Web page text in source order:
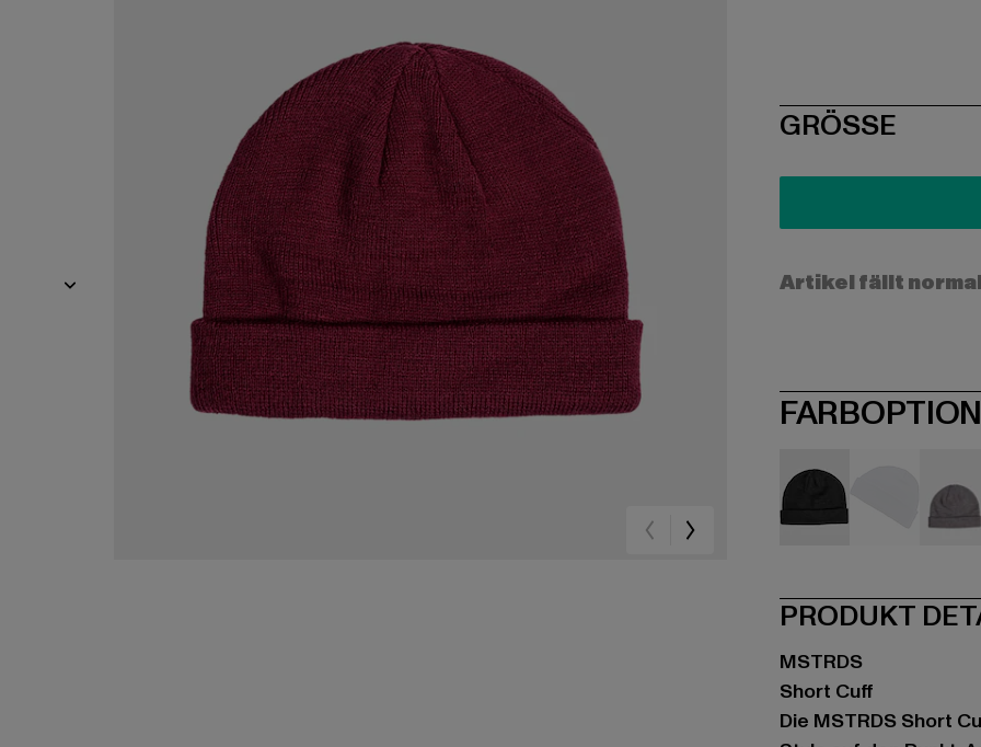
SIZE
GRÖSSE
Artikel fällt
PRODUKT
MSTRDS
Short Cuff
Die MSTRDS Short